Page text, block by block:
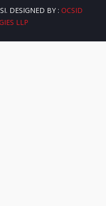
DESIGNED BY : OCSID
LLP